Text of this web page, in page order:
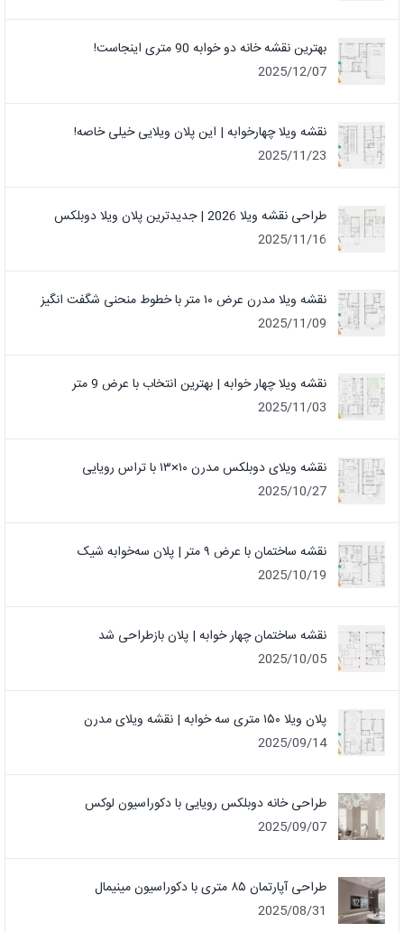
بهترین نقشه خانه دو خوابه 90 متری اینجاست!
2025/12/07
نقشه ویلا چهارخوابه | این پلان ویلایی خیلی خاصه!
2025/11/23
طراحی نقشه ویلا 2026 | جدیدترین پلان ویلا دوبلکس
2025/11/16
نقشه ویلا مدرن عرض ۱۰ متر با خطوط منحنی شگفت انگیز
2025/11/09
نقشه ویلا چهار خوابه | بهترین انتخاب با عرض 9 متر
2025/11/03
نقشه ویلای دوبلکس مدرن ۱۰×۱۳ با تراس رویایی
2025/10/27
نقشه ساختمان با عرض ۹ متر | پلان سه‌خوابه شیک
2025/10/19
نقشه ساختمان چهار خوابه | پلان بازطراحی شد
2025/10/05
پلان ویلا ۱۵۰ متری سه خوابه | نقشه ویلای مدرن
2025/09/14
طراحی خانه دوبلکس رویایی با دکوراسیون لوکس
2025/09/07
طراحی آپارتمان ۸۵ متری با دکوراسیون مینیمال
2025/08/31